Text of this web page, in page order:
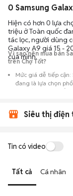
Hiện có hơn 0 lựa
triệu ở Toàn quốc
tác lọc, người dùng
Galaxy A9 giá 15 -
của mình.
Vì sao nên mua bán
trên Chợ Tốt?
Mức giá dễ tiếp
đang là lựa chọn
này với chi phí thấp
20 triệu ở Toàn
dạng sự lựa chọn
đánh giá chính
Mua bán linh
địa điểm giao
Siêu thị điện
Tin có video
Tất cả Cá nhân